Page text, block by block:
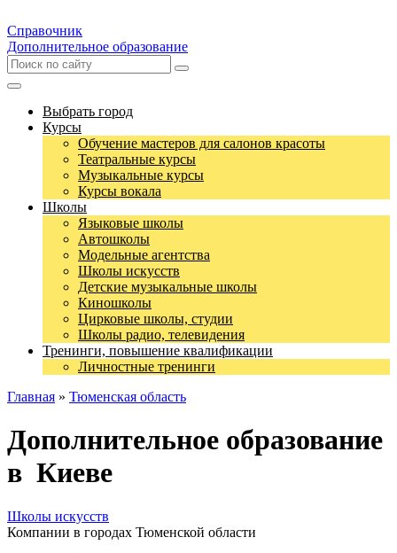
Справочник
Дополнительное образование
Выбрать город
Курсы
Обучение мастеров для салонов красоты
Театральные курсы
Музыкальные курсы
Курсы вокала
Школы
Языковые школы
Автошколы
Модельные агентства
Школы искусств
Детские музыкальные школы
Киношколы
Цирковые школы, студии
Школы радио, телевидения
Тренинги, повышение квалификации
Личностные тренинги
Главная » Тюменская область
Дополнительное образование
в Киеве
Школы искусств
Компании в городах Тюменской области